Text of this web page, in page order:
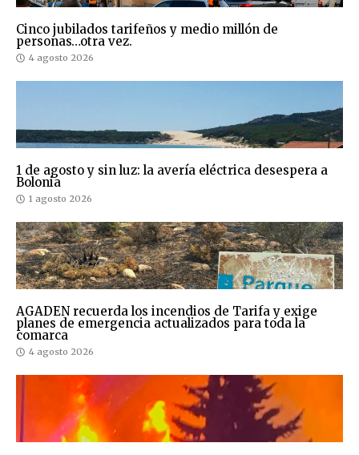
Cinco jubilados tarifeños y medio millón de
personas…otra vez.
4 agosto 2026
1 de agosto y sin luz: la avería eléctrica desespera a
Bolonia
1 agosto 2026
AGADEN recuerda los incendios de Tarifa y exige
planes de emergencia actualizados para toda la
comarca
4 agosto 2026